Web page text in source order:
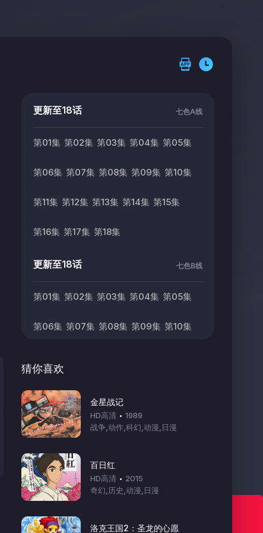
Www.7sefun.Top
更新至18话 七色A线
第01集 第02集 第03集 第04集 第05集
第06集 第07集 第08集 第09集 第10集
第11集 第12集 第13集 第14集 第15集
第16集 第17集 第18集
更新至18话 七色B线
第01集 第02集 第03集 第04集 第05集
第06集 第07集 第08集 第09集 第10集
猜你喜欢
金星战记
HD高清
1989
战争,动作,科幻,动漫,日漫
百日红
HD高清
2015
奇幻,历史,动漫,日漫
洛克王国2：圣龙的心愿